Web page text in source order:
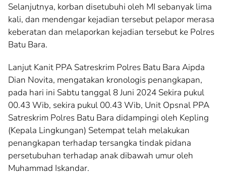
Selanjutnya, korban disetubuhi oleh MI sebanyak lima
kali, dan mendengar kejadian tersebut pelapor merasa
keberatan dan melaporkan kejadian tersebut ke Polres
Batu Bara.
Lanjut Kanit PPA Satreskrim Polres Batu Bara Aipda
Dian Novita, mengatakan kronologis penangkapan,
pada hari ini Sabtu tanggal 8 Juni 2024 Sekira pukul
00.43 Wib, sekira pukul 00.43 Wib, Unit Opsnal PPA
Satreskrim Polres Batu Bara didampingi oleh Kepling
(Kepala Lingkungan) Setempat telah melakukan
penangkapan terhadap tersangka tindak pidana
persetubuhan terhadap anak dibawah umur oleh
Muhammad Iskandar.